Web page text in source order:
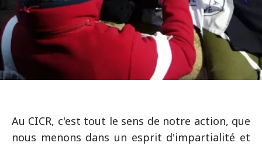
Au CICR, c'est tout le sens de notre action, que
nous menons dans un esprit d'impartialité et